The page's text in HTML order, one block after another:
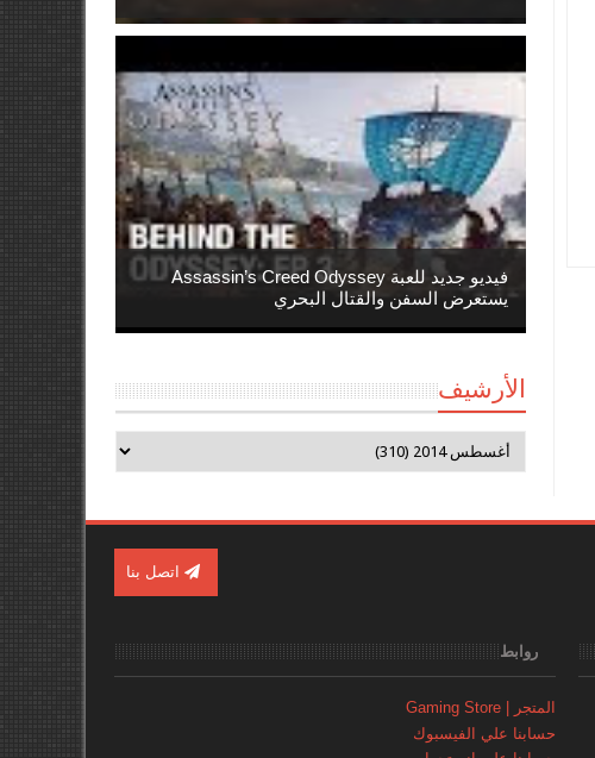
فيديو جديد للعبة Assassin’s Creed Odyssey
يستعرض السفن والقتال البحري
الأرشيف
اتصل بنا
روابط
المتجر | Gaming Store
حسابنا علي الفيسبوك